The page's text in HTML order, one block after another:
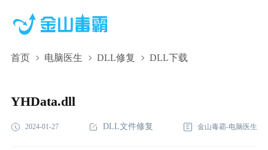
首页 电脑医生 DLL修复 DLL下载
YHData.dll,YHData.dll下载,YHData.dll修复
YHData.dll
2024-01-27 DLL文件修复 金山毒霸-电脑医生